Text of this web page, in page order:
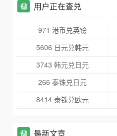
用户正在查兑
971 港币兑英镑
5606 日元兑韩元
3743 韩元兑日元
266 泰铢兑日元
8414 泰铢兑欧元
最新文章